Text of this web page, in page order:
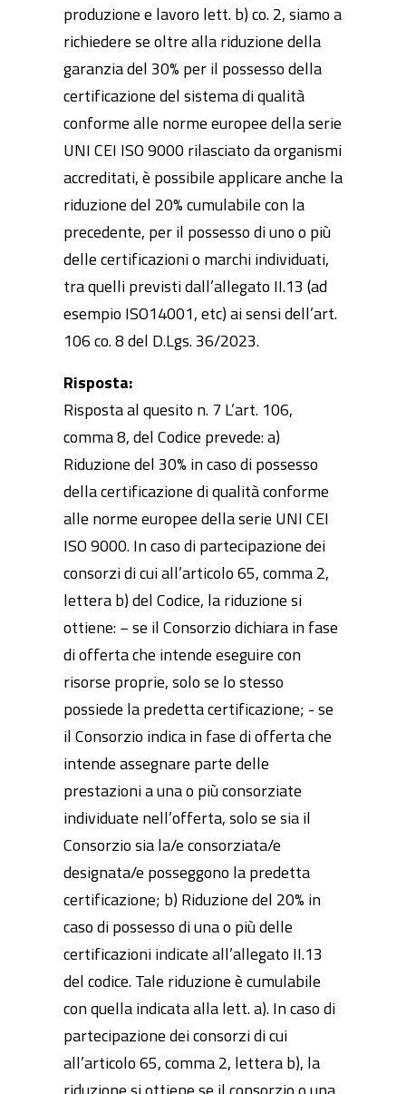
produzione e lavoro lett. b) co. 2, siamo a
richiedere se oltre alla riduzione della
garanzia del 30% per il possesso della
certificazione del sistema di qualità
conforme alle norme europee della serie
UNI CEI ISO 9000 rilasciato da organismi
accreditati, è possibile applicare anche la
riduzione del 20% cumulabile con la
precedente, per il possesso di uno o più
delle certificazioni o marchi individuati,
tra quelli previsti dall’allegato II.13 (ad
esempio ISO14001, etc) ai sensi dell’art.
106 co. 8 del D.Lgs. 36/2023.
Risposta:
Risposta al quesito n. 7 L’art. 106,
comma 8, del Codice prevede: a)
Riduzione del 30% in caso di possesso
della certificazione di qualità conforme
alle norme europee della serie UNI CEI
ISO 9000. In caso di partecipazione dei
consorzi di cui all’articolo 65, comma 2,
lettera b) del Codice, la riduzione si
ottiene: − se il Consorzio dichiara in fase
di offerta che intende eseguire con
risorse proprie, solo se lo stesso
possiede la predetta certificazione; - se
il Consorzio indica in fase di offerta che
intende assegnare parte delle
prestazioni a una o più consorziate
individuate nell’offerta, solo se sia il
Consorzio sia la/e consorziata/e
designata/e posseggono la predetta
certificazione; b) Riduzione del 20% in
caso di possesso di una o più delle
certificazioni indicate all’allegato II.13
del codice. Tale riduzione è cumulabile
con quella indicata alla lett. a). In caso di
partecipazione dei consorzi di cui
all’articolo 65, comma 2, lettera b), la